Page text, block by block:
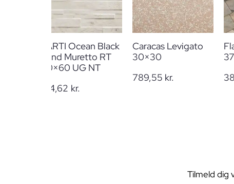
PARTI Ocean Black
Sand Muretto RT
30×60 UG NT
184,62 kr.
Caracas Levigato
30×30
789,55 kr.
Tilmeld dig